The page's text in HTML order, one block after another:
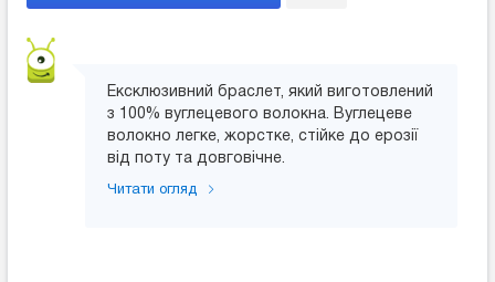
Ексклюзивний браслет, який виготовлений
з 100% вуглецевого волокна. Вуглецеве
волокно легке, жорстке, стійке до ерозії
від поту та довговічне.
Читати огляд